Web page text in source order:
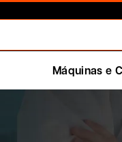
Máquinas e